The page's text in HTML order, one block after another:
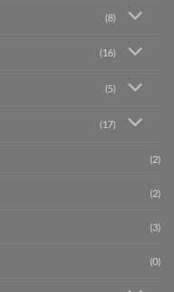
(8)
(16)
(5)
(17)
(2)
(2)
(3)
(0)